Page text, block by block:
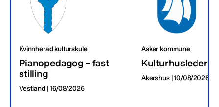
Kvinnherad kulturskule
Pianopedagog – fast
stilling
Vestland | 16/08/2026
Asker kommune
Kulturhusleder
Akershus | 10/08/2026